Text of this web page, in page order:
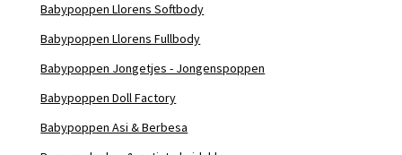
Babypoppen Llorens Softbody
Babypoppen Llorens Fullbody
Babypoppen Jongetjes - Jongenspoppen
Babypoppen Doll Factory
Babypoppen Asi & Berbesa